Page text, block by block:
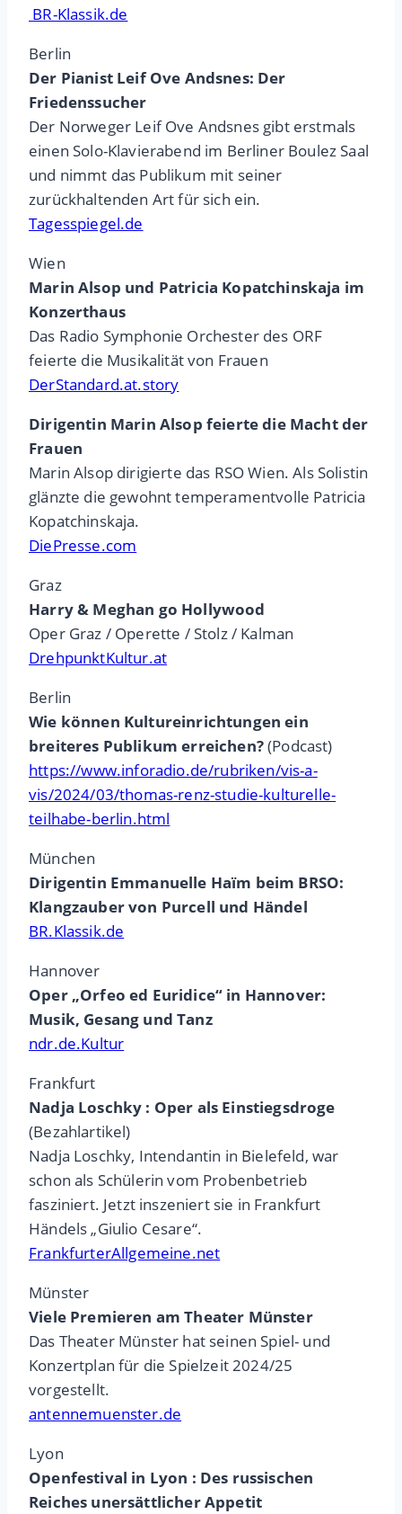
BR-Klassik.de
Berlin
Der Pianist Leif Ove Andsnes: Der
Friedenssucher
Der Norweger Leif Ove Andsnes gibt erstmals
einen Solo-Klavierabend im Berliner Boulez Saal
und nimmt das Publikum mit seiner
zurückhaltenden Art für sich ein.
Tagesspiegel.de
Wien
Marin Alsop und Patricia Kopatchinskaja im
Konzerthaus
Das Radio Symphonie Orchester des ORF
feierte die Musikalität von Frauen
DerStandard.at.story
Dirigentin Marin Alsop feierte die Macht der
Frauen
Marin Alsop dirigierte das RSO Wien. Als Solistin
glänzte die gewohnt temperamentvolle Patricia
Kopatchinskaja.
DiePresse.com
Graz
Harry & Meghan go Hollywood
Oper Graz / Operette / Stolz / Kalman
DrehpunktKultur.at
Berlin
Wie können Kultureinrichtungen ein
breiteres Publikum erreichen?(Podcast)
https://www.inforadio.de/rubriken/vis-a-
vis/2024/03/thomas-renz-studie-kulturelle-
teilhabe-berlin.html
München
Dirigentin Emmanuelle Haïm beim BRSO:
Klangzauber von Purcell und Händel
BR.Klassik.de
Hannover
Oper „Orfeo ed Euridice“ in Hannover:
Musik, Gesang und Tanz
ndr.de.Kultur
Frankfurt
Nadja Loschky : Oper als Einstiegsdroge
(Bezahlartikel)
Nadja Loschky, Intendantin in Bielefeld, war
schon als Schülerin vom Probenbetrieb
fasziniert. Jetzt inszeniert sie in Frankfurt
Händels „Giulio Cesare“.
FrankfurterAllgemeine.net
Münster
Viele Premieren am Theater Münster
Das Theater Münster hat seinen Spiel- und
Konzertplan für die Spielzeit 2024/25
vorgestellt.
antennemuenster.de
Lyon
Openfestival in Lyon : Des russischen
Reiches unersättlicher Appetit